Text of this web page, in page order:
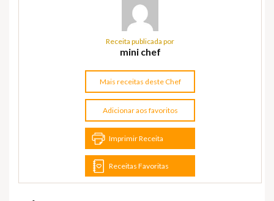
Receita publicada por
mini chef
Mais receitas deste Chef
Adicionar aos favoritos
Imprimir Receita
Receitas Favoritas